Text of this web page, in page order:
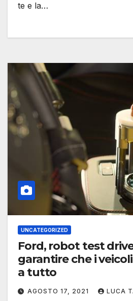
te e la…
UNCATEGORIZED
Ford, robot test
garantire che i
a tutto
AGOSTO 17, 2021 LUCA